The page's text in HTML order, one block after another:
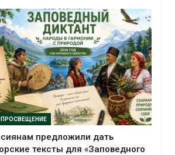
предложили дать
тексты для «Заповедного